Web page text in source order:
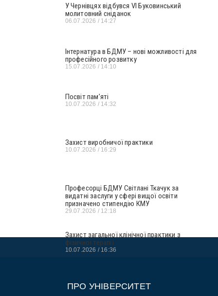
У Чернівцях відбувся VI Буковинський
молитовний сніданок
06.07.2026 14:27
Інтернатура в БДМУ – нові можливості для
професійного розвитку
15.07.2026 14:10
Посвіт пам’яті
10.07.2026 14:32
Захист виробничої практики
10.07.2026 16:29
Професорці БДМУ Світлані Ткачук за
видатні заслуги у сфері вищої освіти
призначено стипендію КМУ
29.07.2026 12:18
Захист загальної клінічної практики з
фізичної терапії
10.07.2026 16:36
ПРО УНІВЕРСИТЕТ